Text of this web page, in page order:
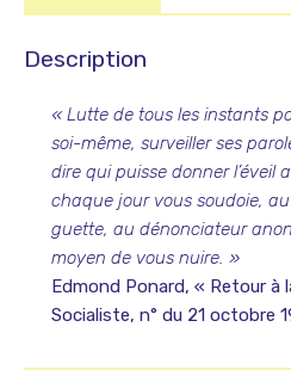
Résistance
Haut-
Jura,
Fraternelle
entre
1940
Description
« Lutte de tous les instants
soi-même, surveiller ses
dire qui puisse donner l’éveil
chaque jour vous soudoie,
guette, au dénonciateur
moyen de vous nuire. »
Edmond Ponard, « Retour à
Socialiste, n° du 21 octobre